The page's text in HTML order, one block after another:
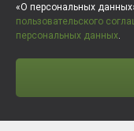
«О персональных
пользовательского
персональных данных